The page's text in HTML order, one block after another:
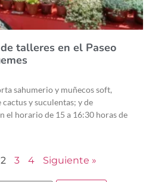
talleres en el Paseo
sahumerio y muñecos soft,
y suculentas; y de
el horario de 15 a 16:30 horas de
2 3 4 Siguiente »